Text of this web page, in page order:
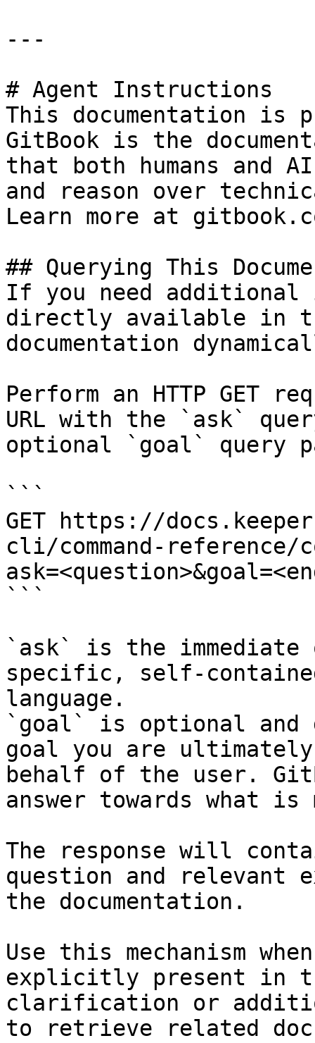
---
# Agent Instructions
This documentation is
GitBook is the
that both humans and
and reason over
Learn more at
## Querying This
If you need
directly available in
documentation
Perform an HTTP GET
URL with the `ask`
optional `goal` query
```
GET https://
cli/command-reference/
```
`ask` is the
specific, self-
language.
`goal` is optional and
goal you are
behalf of the user.
answer towards what
The response will
question and relevant
the documentation.
Use this mechanism
explicitly present in
clarification or